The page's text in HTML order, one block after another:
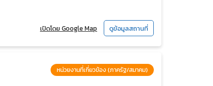
เปิดโดย Google Map ดูข้อมูลสถานที่
หน่วยงานที่เกี่ยวข้อง (ภาครัฐ/สมาคม)